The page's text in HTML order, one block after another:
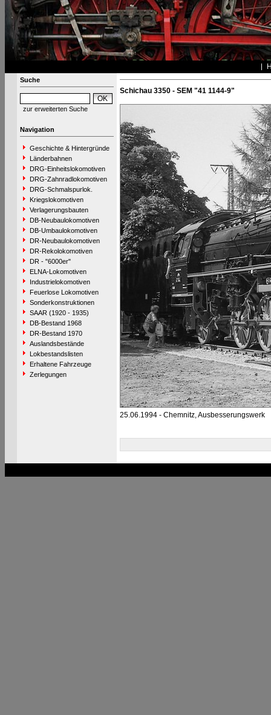
Suche
zur erweiterten Suche
Navigation
Geschichte & Hintergründe
Länderbahnen
DRG-Einheitslokomotiven
DRG-Zahnradlokomotiven
DRG-Schmalspurlok.
Kriegslokomotiven
Verlagerungsbauten
DB-Neubaulokomotiven
DB-Umbaulokomotiven
DR-Neubaulokomotiven
DR-Rekolokomotiven
DR - "6000er"
ELNA-Lokomotiven
Industrielokomotiven
Feuerlose Lokomotiven
Sonderkonstruktionen
SAAR (1920 - 1935)
DB-Bestand 1968
DR-Bestand 1970
Auslandsbestände
Lokbestandslisten
Erhaltene Fahrzeuge
Zerlegungen
Schichau 3350 - SEM "41 1144-9"
25.06.1994 - Chemnitz, Ausbesserungswerk